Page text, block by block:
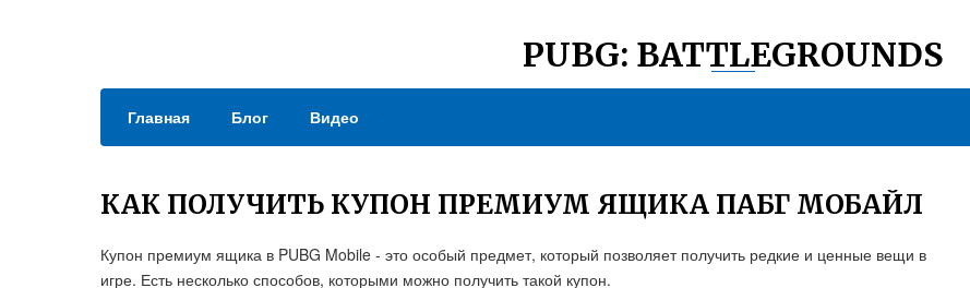
PUBG: BATTLEGROUNDS
Главная Блог Видео
КАК ПОЛУЧИТЬ КУПОН ПРЕМИУМ ЯЩИКА ПАБГ МОБАЙЛ
Купон премиум ящика в PUBG Mobile - это особый предмет, который позволяет получить редкие и ценные вещи в
игре. Есть несколько способов, которыми можно получить такой купон.